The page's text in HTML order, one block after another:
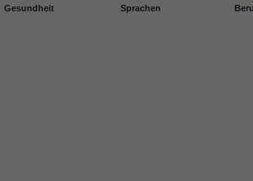
Gesundheit Sprachen